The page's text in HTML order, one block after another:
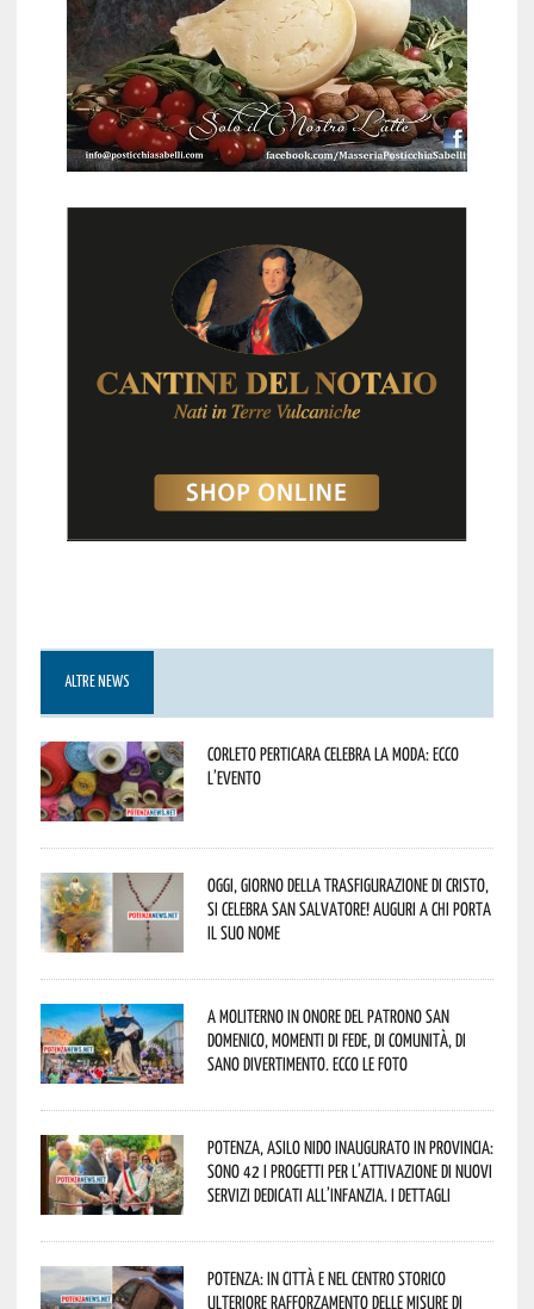
ALTRE NEWS
Corleto Perticara celebra la moda: ecco
l’evento
Oggi, giorno della Trasfigurazione di Cristo,
si celebra San Salvatore! Auguri a chi porta
il suo nome
A Moliterno in onore del Patrono San
Domenico, momenti di fede, di comunità, di
sano divertimento. Ecco le foto
Potenza, asilo nido inaugurato in provincia:
sono 42 i progetti per l’attivazione di nuovi
servizi dedicati all’infanzia. I dettagli
Potenza: in città e nel centro storico
ulteriore rafforzamento delle misure di